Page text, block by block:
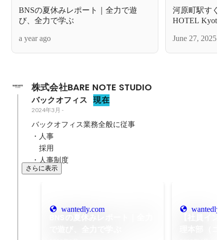
BNSの夏休みレポート｜全力で遊
び、全力で学ぶ
a year ago
河原町駅す
HOTEL
June 27, 2025
株式会社BARE NOTE STUDIO
バックオフィス 現在
2024年3月 -
バックオフィス業務全般に従事
・人事
採用
・人事制度
さらに表示
wantedly.com